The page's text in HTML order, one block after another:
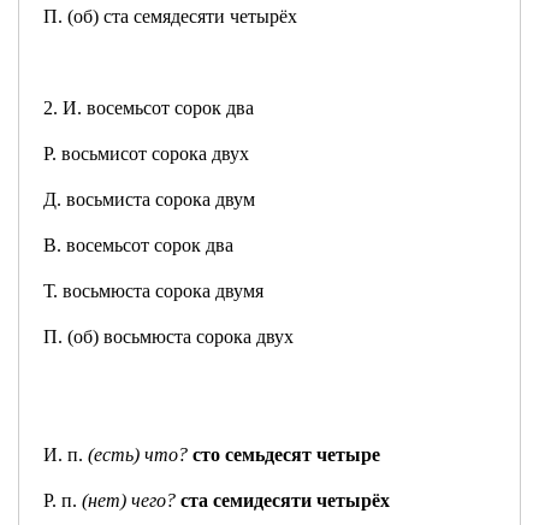
П. (об) ста семядесяти четырёх
2. И. восемьсот сорок два
Р. восьмисот сорока двух
Д. восьмиста сорока двум
В. восемьсот сорок два
Т. восьмюста сорока двумя
П. (об) восьмюста сорока двух
И. п. (есть) что? сто семьдесят четыре
Р. п. (нет) чего? ста семидесяти четырёх